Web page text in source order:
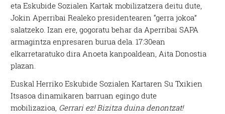
eta Eskubide Sozialen Kartak mobilizatzera deitu dute,
Jokin Aperribai Realeko presidentearen “gerra jokoa”
salatzeko. Izan ere, gogoratu behar da Aperribai SAPA
armagintza enpresaren burua dela. 17:30ean
elkarretaratuko dira Anoeta kanpoaldean, Aita Donostia
plazan.
Euskal Herriko Eskubide Sozialen Kartaren Su Txikien
Itsasoa dinamikaren barruan egingo dute
mobilizazioa, Gerrari ez! Bizitza duina denontzat!